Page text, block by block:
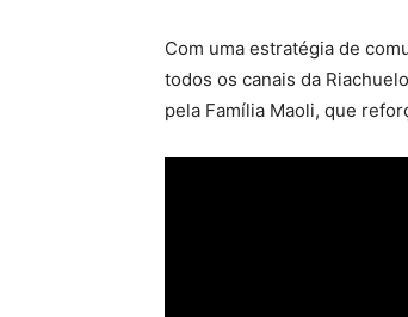
Com uma estratégia de
todos os canais da
pela Família Maoli, que